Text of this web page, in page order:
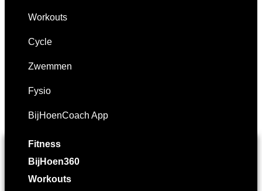
Workouts
Cycle
Zwemmen
Fysio
BijHoenCoach App
Fitness
BijHoen360
Workouts